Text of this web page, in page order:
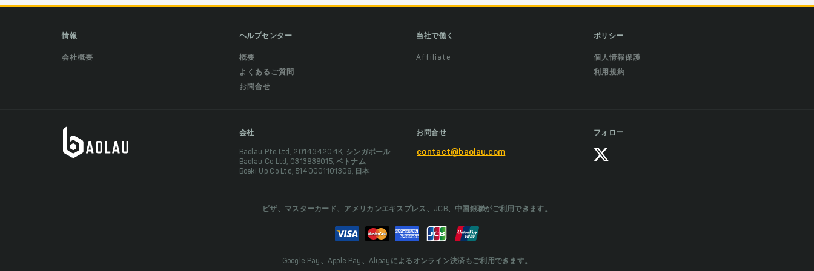
情報
会社概要
ヘルプセンター
概要
よくあるご質問
お問合せ
当社で働く
Affiliate
ポリシー
個人情報保護
利用規約
会社
Baolau Pte Ltd, 201434204K, シンガポール
Baolau Co Ltd, 0313838015, ベトナム
Boeki Up Co Ltd, 5140001101308, 日本
お問合せ
contact@baolau.com
フォロー
ビザ、マスターカード、アメリカンエキスプレス、JCB、中国銀聯がご利用できます。
Google Pay、Apple Pay、Alipayによるオンライン決済もご利用できます。